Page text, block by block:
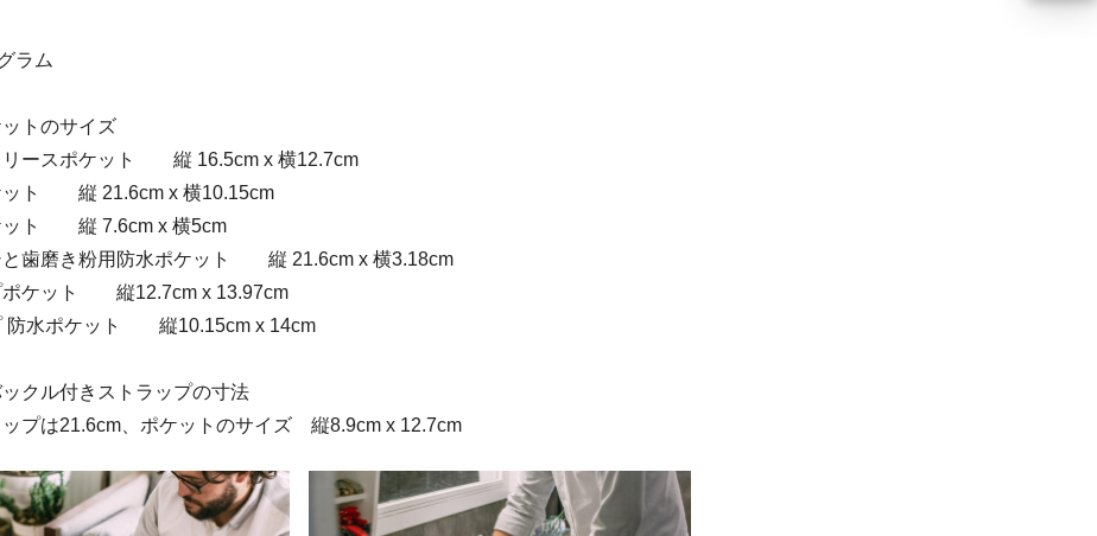
ラム
ットのサイズ
ースポケット 縦 16.5cm x 横12.7cm
ト 縦 21.6cm x 横10.15cm
ト 縦 7.6cm x 横5cm
歯磨き粉用防水ポケット 縦 21.6cm x 横3.18cm
ケット 縦12.7cm x 13.97cm
防水ポケット 縦10.15cm x 14cm
ックル付きストラップの寸法
プは21.6cm、ポケットのサイズ 縦8.9cm x 12.7cm